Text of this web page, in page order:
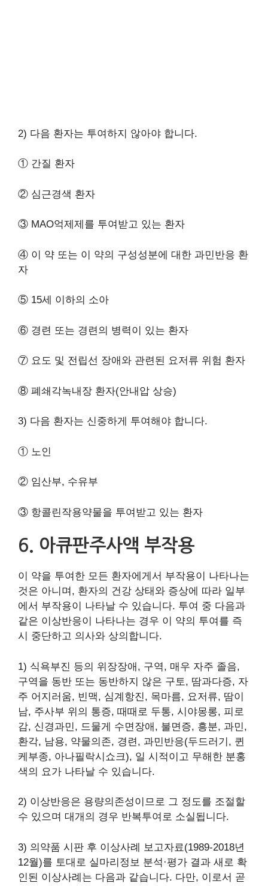
2) 다음 환자는 투여하지 않아야 합니다.
① 간질 환자
② 심근경색 환자
③ MAO억제제를 투여받고 있는 환자
④ 이 약 또는 이 약의 구성성분에 대한 과민반응 환
자
⑤ 15세 이하의 소아
⑥ 경련 또는 경련의 병력이 있는 환자
⑦ 요도 및 전립선 장애와 관련된 요저류 위험 환자
⑧ 폐쇄각녹내장 환자(안내압 상승)
3) 다음 환자는 신중하게 투여해야 합니다.
① 노인
② 임산부, 수유부
③ 항콜린작용약물을 투여받고 있는 환자
6. 아큐판주사액 부작용
이 약을 투여한 모든 환자에게서 부작용이 나타나는
것은 아니며, 환자의 건강 상태와 증상에 따라 일부
에서 부작용이 나타날 수 있습니다. 투여 중 다음과
같은 이상반응이 나타나는 경우 이 약의 투여를 즉
시 중단하고 의사와 상의합니다.
1) 식욕부진 등의 위장장애, 구역, 매우 자주 졸음,
구역을 동반 또는 동반하지 않은 구토, 땀과다증, 자
주 어지러움, 빈맥, 심계항진, 목마름, 요저류, 땀이
남, 주사부 위의 통증, 때때로 두통, 시야몽롱, 피로
감, 신경과민, 드물게 수면장애, 불면증, 흥분, 과민,
환각, 남용, 약물의존, 경련, 과민반응(두드러기, 퀸
케부종, 아나필락시쇼크), 일 시적이고 무해한 분홍
색의 요가 나타날 수 있습니다.
2) 이상반응은 용량의존성이므로 그 정도를 조절할
수 있으며 대개의 경우 반복투여로 소실됩니다.
3) 의약품 시판 후 이상사례 보고자료(1989-2018년
12월)를 토대로 실마리정보 분석·평가 결과 새로 확
인된 이상사례는 다음과 같습니다. 다만, 이로서 곧